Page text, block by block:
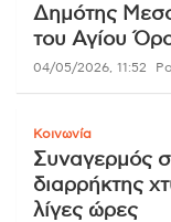
Δημότης
του Αγίου
04/05/2026, 11:52
Κοινωνία
Συναγερμός
διαρρήκτης
λίγες ώρες